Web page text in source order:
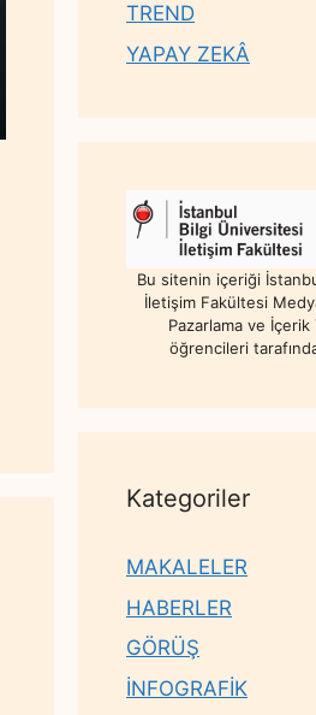
TREND
YAPAY ZEKÂ
Bu sitenin içeriği
İletişim Fakültesi
Pazarlama ve
öğrencileri
Kategoriler
MAKALELER
HABERLER
GÖRÜŞ
İNFOGRAFİK